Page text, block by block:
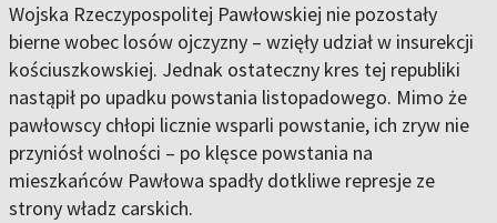
Wojska Rzeczypospolitej Pawłowskiej nie pozostały
bierne wobec losów ojczyzny – wzięły udział w insurekcji
kościuszkowskiej. Jednak ostateczny kres tej republiki
nastąpił po upadku powstania listopadowego. Mimo że
pawłowscy chłopi licznie wsparli powstanie, ich zryw nie
przyniósł wolności – po klęsce powstania na
mieszkańców Pawłowa spadły dotkliwe represje ze
strony władz carskich.